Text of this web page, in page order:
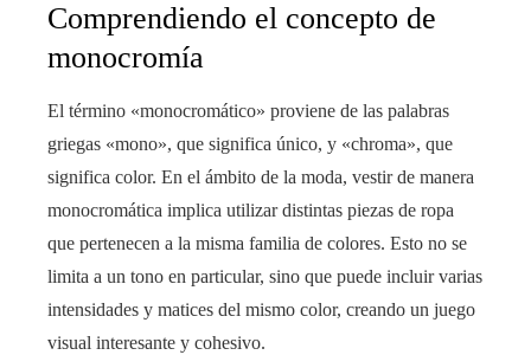
Comprendiendo el concepto de
monocromía
El término «monocromático» proviene de las palabras
griegas «mono», que significa único, y «chroma», que
significa color. En el ámbito de la moda, vestir de manera
monocromática implica utilizar distintas piezas de ropa
que pertenecen a la misma familia de colores. Esto no se
limita a un tono en particular, sino que puede incluir varias
intensidades y matices del mismo color, creando un juego
visual interesante y cohesivo.